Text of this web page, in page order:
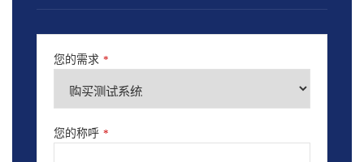
您的需求 *
您的称呼 *